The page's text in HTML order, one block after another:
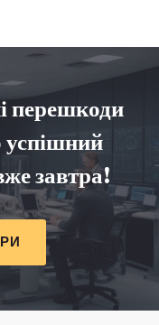
перешкоди
успішний
завтра!